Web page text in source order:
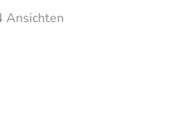
Ansichten